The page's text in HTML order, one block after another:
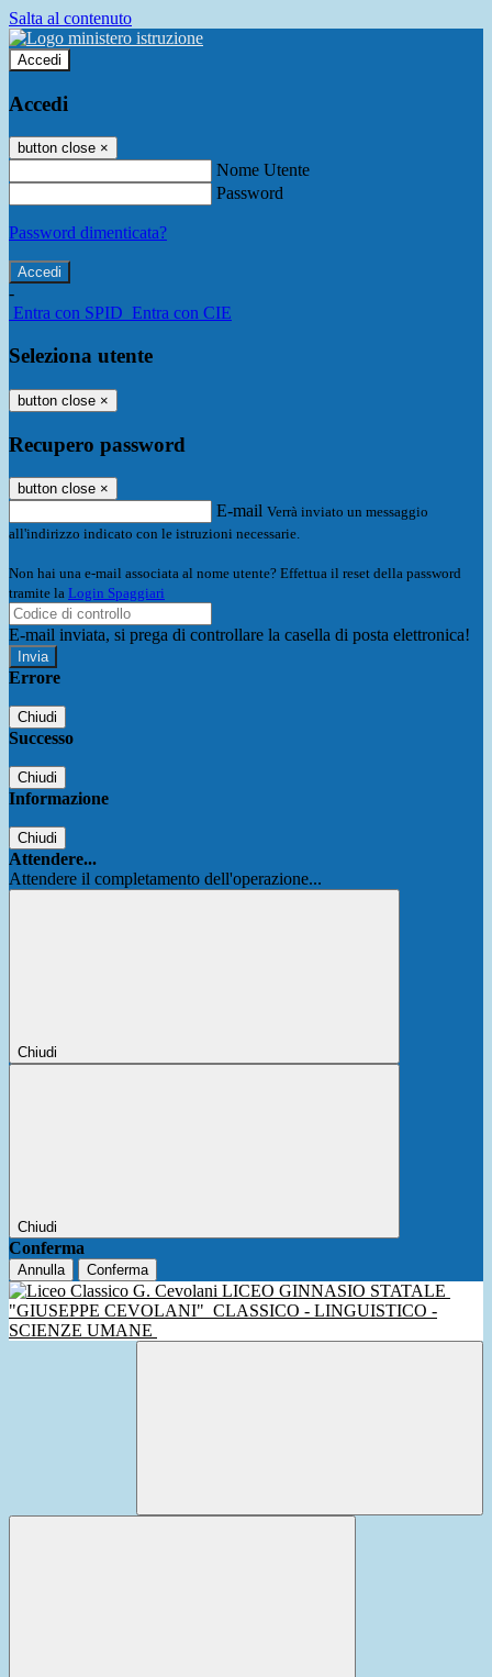
Salta al contenuto
Accedi
Accedi
button close ×
Nome Utente
Password
Password dimenticata?
-
Entra con SPID Entra con CIE
Seleziona utente
button close ×
Recupero password
button close ×
E-mail Verrà inviato un messaggio
all'indirizzo indicato con le istruzioni necessarie.
Non hai una e-mail associata al nome utente? Effettua il reset della password
tramite la Login Spaggiari
E-mail inviata, si prega di controllare la casella di posta elettronica!
Errore
Chiudi
Successo
Chiudi
Informazione
Chiudi
Attendere...
Attendere il completamento dell'operazione...
Chiudi
Chiudi
Conferma
Annulla Conferma
LICEO GINNASIO STATALE
"GIUSEPPE CEVOLANI" CLASSICO - LINGUISTICO -
SCIENZE UMANE